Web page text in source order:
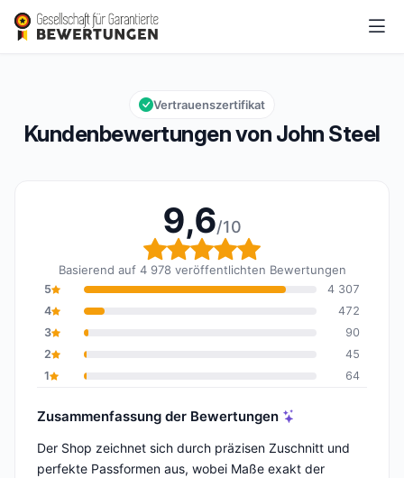
John Steel
Gesamtbewertung: 9,6 von 10
9,6/10
Kundenbewertungen von John Steel
Vertrauenszertifikat
9,6/10
Gesamtbewertung: 9,6
Basierend auf 4 978 veröffentlichten Bewertungen
5
4 307
4
472
3
90
2
45
1
64
Zusammenfassung der Bewertungen
Der Shop zeichnet sich durch präzisen Zuschnitt und
perfekte Passformen aus, wobei Maße exakt der